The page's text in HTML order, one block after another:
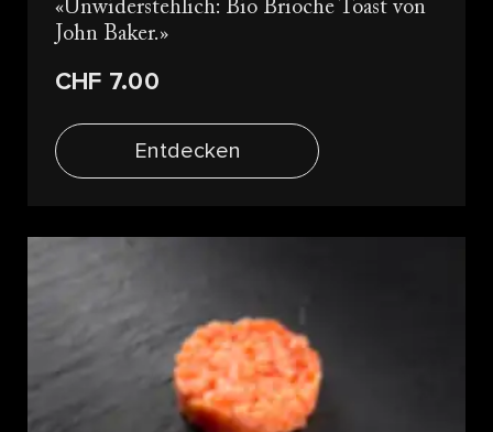
Unwiderstehlich: Bio Brioche Toast von
John Baker.
CHF 7.00
Entdecken